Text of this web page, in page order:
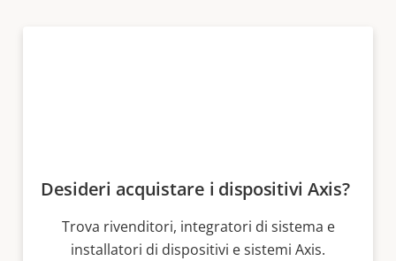
Desideri acquistare i dispositivi Axis?
Trova rivenditori, integratori di sistema e
installatori di dispositivi e sistemi Axis.